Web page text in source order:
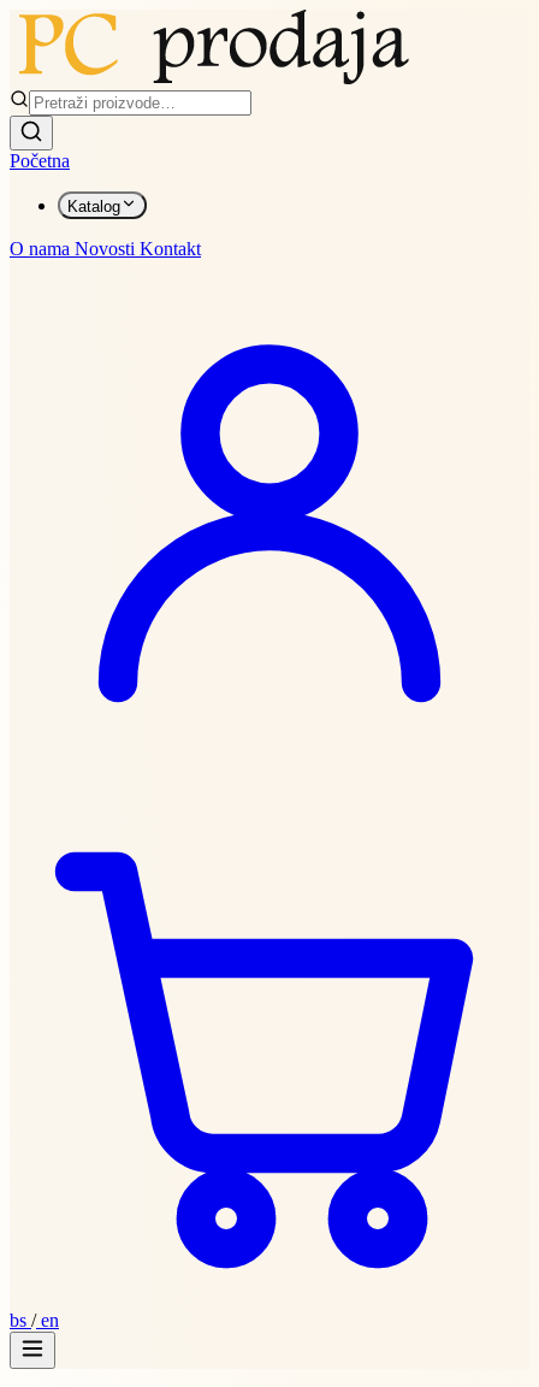
Početna
Katalog
O nama Novosti Kontakt
bs /en